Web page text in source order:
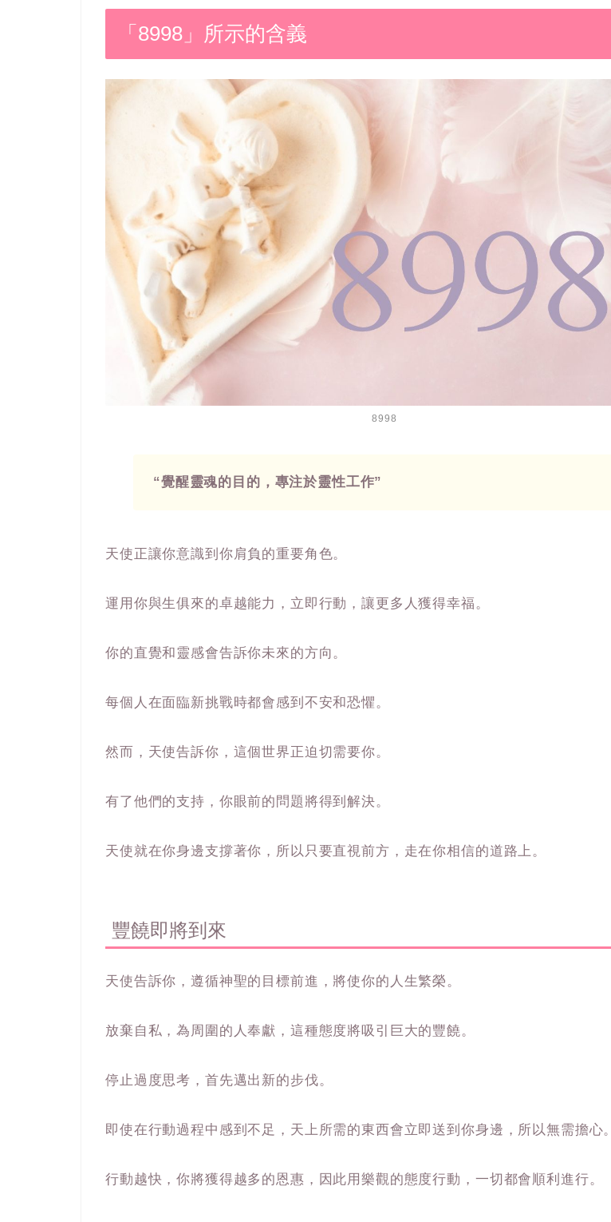
「8998」所示的含義
8998
“覺醒靈魂的目的，專注於靈性工作”
天使正讓你意識到你肩負的重要角色。
運用你與生俱來的卓越能力，立即行動，讓更多人獲得幸福。
你的直覺和靈感會告訴你未來的方向。
每個人在面臨新挑戰時都會感到不安和恐懼。
然而，天使告訴你，這個世界正迫切需要你。
有了他們的支持，你眼前的問題將得到解決。
天使就在你身邊支撐著你，所以只要直視前方，走在你相信的道路上。
豐饒即將到來
天使告訴你，遵循神聖的目標前進，將使你的人生繁榮。
放棄自私，為周圍的人奉獻，這種態度將吸引巨大的豐饒。
停止過度思考，首先邁出新的步伐。
即使在行動過程中感到不足，天上所需的東西會立即送到你身邊，所以無需擔心。
行動越快，你將獲得越多的恩惠，因此用樂觀的態度行動，一切都會順利進行。